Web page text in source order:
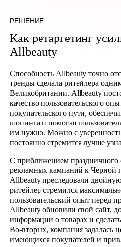
РЕШЕНИЕ
Как ретаргетинг
Allbeauty
Способность Allbeauty точно
тренды сделала ритейлера
Великобритании. Allbeauty
качество пользовательского
покупательского пути,
шопинга и помогая
им нужно. Можно с
постоянно стремится лучше
С приближением праздничного
рекламных кампаний к Черной
Allbeauty преследовали
ритейлер стремился
пользовательский опыт перед
Allbeauty обновили свой сайт,
информации о товарах и
Во-вторых, компания задалась
имеющихся покупателей и